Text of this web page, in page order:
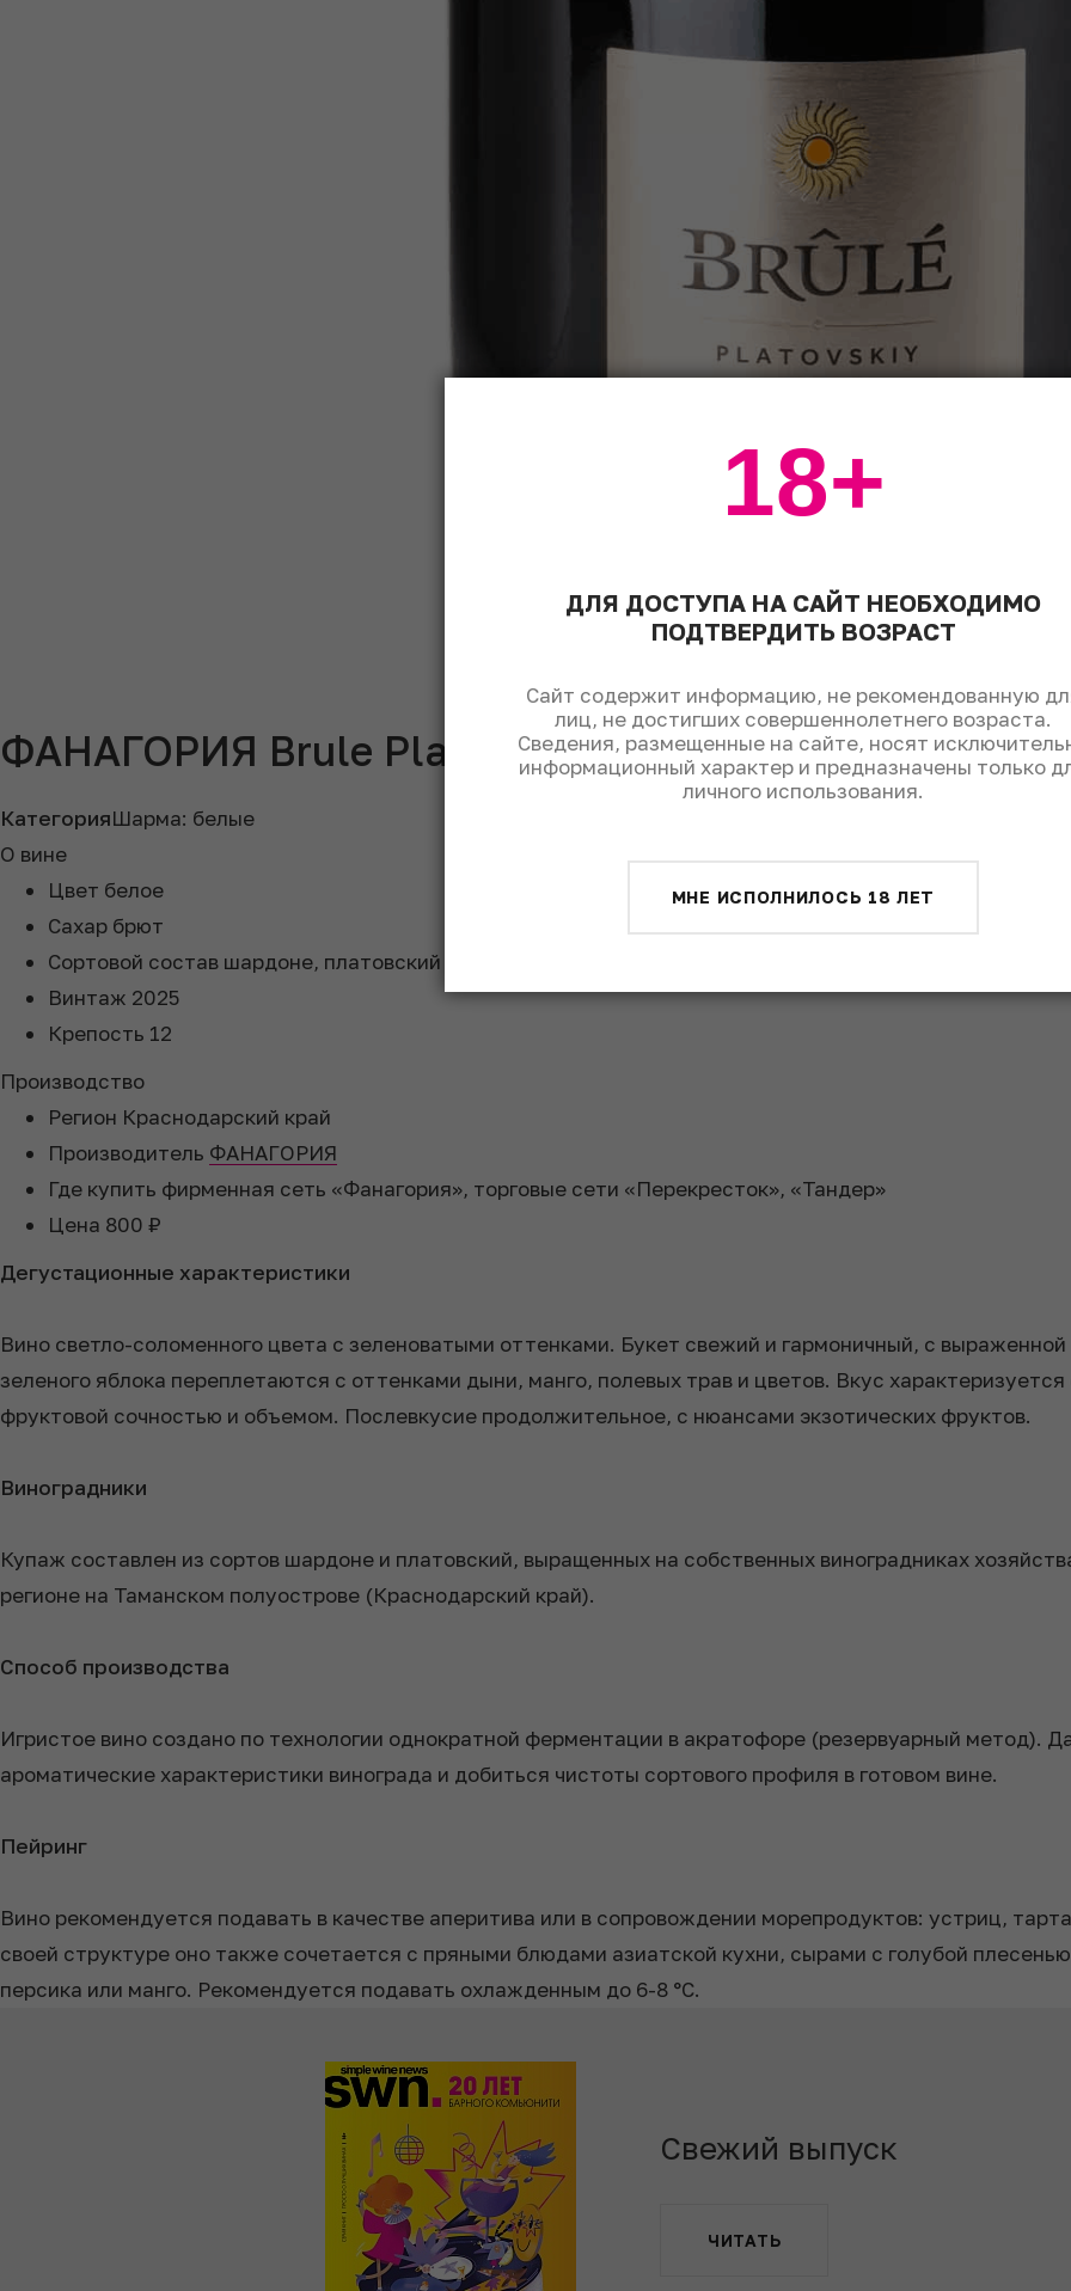
ФАНАГОРИЯ Brule Platovskiy
КатегорияШарма: белые
О вине
Цвет белое
Сахар брют
Сортовой состав шардоне, платовский
Винтаж 2025
Крепость 12
Производство
Регион Краснодарский край
Производитель ФАНАГОРИЯ
Где купить фирменная сеть «Фанагория», торговые сети «Перекресток», «Тандер»
Цена 800 ₽
Дегустационные характеристики
Вино светло-соломенного цвета с зеленоватыми оттенками. Букет свежий и гармоничный, с
зеленого яблока переплетаются с оттенками дыни, манго, полевых трав и цветов. Вкус
фруктовой сочностью и объемом. Послевкусие продолжительное, с нюансами экзотических фруктов.
Виноградники
Купаж составлен из сортов шардоне и платовский, выращенных на собственных виноградниках
регионе на Таманском полуострове (Краснодарский край).
Способ производства
Игристое вино создано по технологии однократной ферментации в акратофоре (резервуарный метод).
ароматические характеристики винограда и добиться чистоты сортового профиля в готовом вине.
Пейринг
Вино рекомендуется подавать в качестве аперитива или в сопровождении морепродуктов: устриц,
своей структуре оно также сочетается с пряными блюдами азиатской кухни, сырами с голубой
персика или манго. Рекомендуется подавать охлажденным до 6-8 °С.
Свежий выпуск
ЧИТАТЬ
ДЛЯ ДОСТУПА НА САЙТ НЕОБХОДИМО
ПОДТВЕРДИТЬ ВОЗРАСТ
Сайт содержит информацию, не рекомендованную
лиц, не достигших совершеннолетнего возраста.
Сведения, размещенные на сайте, носят
информационный характер и предназначены только
личного использования.
МНЕ ИСПОЛНИЛОСЬ 18 ЛЕТ
18+